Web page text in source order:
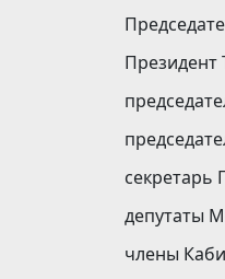
Президент
секретарь
депутаты
члены